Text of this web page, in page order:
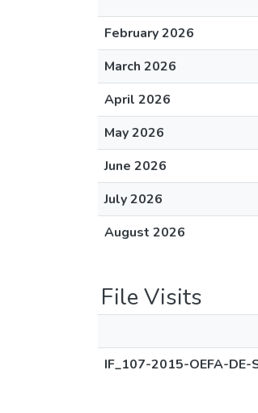
February 2026
March 2026
April 2026
May 2026
June 2026
July 2026
August 2026
File Visits
IF_107-2015-OEFA-DE-